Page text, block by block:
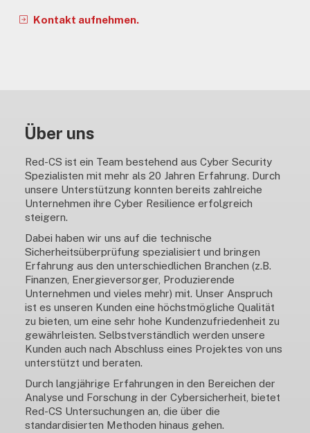
Kontakt aufnehmen.
Über uns
Red-CS ist ein Team bestehend aus Cyber Security
Spezialisten mit mehr als 20 Jahren Erfahrung. Durch
unsere Unterstützung konnten bereits zahlreiche
Unternehmen ihre Cyber Resilience erfolgreich
steigern.
Dabei haben wir uns auf die technische
Sicherheitsüberprüfung spezialisiert und bringen
Erfahrung aus den unterschiedlichen Branchen (z.B.
Finanzen, Energieversorger, Produzierende
Unternehmen und vieles mehr) mit. Unser Anspruch
ist es unseren Kunden eine höchstmögliche Qualität
zu bieten, um eine sehr hohe Kundenzufriedenheit zu
gewährleisten. Selbstverständlich werden unsere
Kunden auch nach Abschluss eines Projektes von uns
unterstützt und beraten.
Durch langjährige Erfahrungen in den Bereichen der
Analyse und Forschung in der Cybersicherheit, bietet
Red-CS Untersuchungen an, die über die
standardisierten Methoden hinaus gehen.